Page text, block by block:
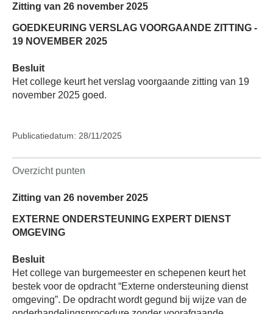
Zitting van 26 november 2025
GOEDKEURING VERSLAG VOORGAANDE ZITTING -
19 NOVEMBER 2025
Besluit
Het college keurt het verslag voorgaande zitting van 19
november 2025 goed.
Publicatiedatum: 28/11/2025
Overzicht punten
Zitting van 26 november 2025
EXTERNE ONDERSTEUNING EXPERT DIENST
OMGEVING
Besluit
Het college van burgemeester en schepenen keurt het
bestek voor de opdracht “Externe ondersteuning dienst
omgeving”. De opdracht wordt gegund bij wijze van de